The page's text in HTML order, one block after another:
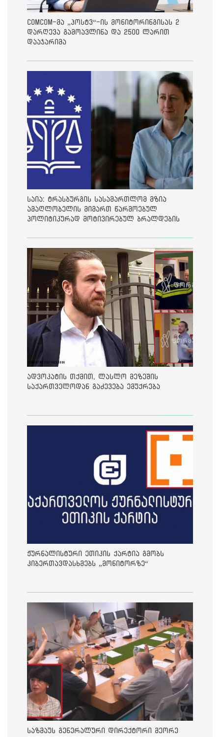
ComCom-მა „პოსტვ“-ის მონიტორინგისას 2
დარღევა გამოავლინა და 2500 ლარით
დააჯარიმა
საია: ტრასბურგის სასამართლომ მზია
ამაღლობელის მიმართ წარმოებულ
პოლიტიკურად მოტივირებულ ბრალდების
ადვოკატის თქმით, ლასლო მეზეშის
საქართველოდან გაძევება ემუქრება
ჟურნალისტური ეთიკის ქარტია გმობს
კიბერთავდასხმებს „მონიტორზე“
საზმაუს გენერალური დირექტორი მეორე